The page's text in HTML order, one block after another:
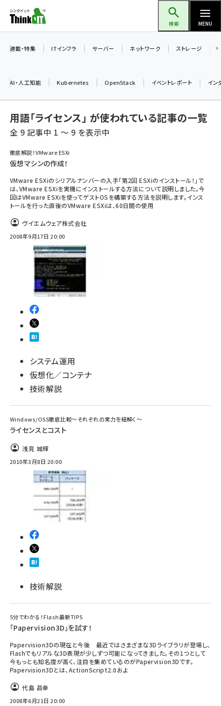
ン
ツ
検索 MENU
加藤銘のチーム貢献～仲間と築いた勝利の絆～ (2325)
北海道をのんびり旅する晴山佳須夫のヒント集！ (2047)
drupal (1963)
genai (1492)
abc123 (1367)
ai crunch (1363)
連載・特集 ITインフラ サーバー ネットワーク ストレージ
AI・人工知能 Kubernetes OpenStack イベントレポート イン
用語「ライセンス」 が使われている記事の一覧
全 9 記事中 1 ～ 9 を表示中
徹底解説！VMware ESXi
仮想マシンの作成！
VMware ESXiのシリアルナンバーの入手「第2回 ESXiのインストール！」で
は、VMware ESXiを実機にインストールする方法について説明しました。今
回はVMware ESXiを使ってゲストOSを構築する方法を説明します。インス
トールを行った直後のVMware ESXiは、60日間の使用
ヴイエムウェア株式会社
2008年9月17日 20:00
システム運用
仮想化／コンテナ
技術解説
Windows/OSS徹底比較～それぞれの実力を紐解く～
ライセンスとコスト
浅見 城輝
2010年3月8日 20:00
技術解説
5分でわかる！Flash最新TIPS
「Papervision3D」を試す！
Papervision3Dの現在と今後 最近ではさまざまな3Dライブラリが登場し、
Flashでもリアルな3D表現が少しずつ可能になってきました。その1つとして
今もっとも知名度が高く、注目を集めているのがPapervision3Dです。
Papervision3Dとは、ActionScript2.0およ
代島 昌幸
2008年6月21日 20:00